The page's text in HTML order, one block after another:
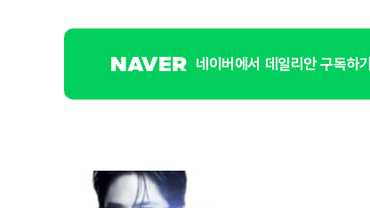
네이버에서 데일리안 구독하기